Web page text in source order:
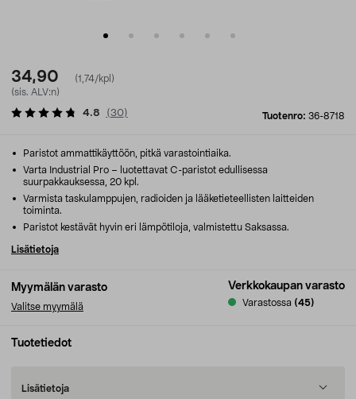
34,90
(1,74/kpl)
(sis. ALV:n)
Tuotenro: 36-8718
4.8 (30)
Myymälän varasto
Valitse myymälä
Verkkokaupan varasto
Varastossa (45)
Paristot ammattikäyttöön, pitkä varastointiaika.
Varta Industrial Pro – luotettavat C-paristot edullisessa
suurpakkauksessa, 20 kpl.
Varmista taskulamppujen, radioiden ja lääketieteellisten laitteiden
toiminta.
Paristot kestävät hyvin eri lämpötiloja, valmistettu Saksassa.
Lisätietoja
Tuotetiedot
Lisätietoja